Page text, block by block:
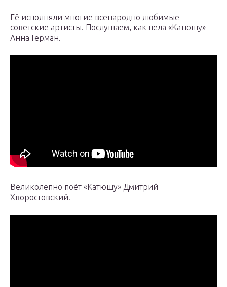
Её исполняли многие всенародно любимые
советские артисты. Послушаем, как пела «Катюшу»
Анна Герман.
Великолепно поёт «Катюшу» Дмитрий
Хворостовский.